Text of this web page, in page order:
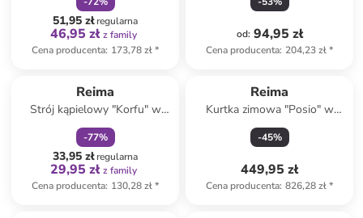
51,95 złregularna
46,95 zł z family
Cena producenta: 173,78 zł*
od: 94,95 zł
Cena producenta: 204,23 zł*
Reima
Strój kąpielowy "Korfu" w
kolorze błękitnym
-77%
33,95 złregularna
29,95 zł z family
Cena producenta: 130,28 zł*
Reima
Kurtka zimowa "Posio" w
kolorze fioletowo-
jasnoróżowo-turkusowym
-45%
449,95 zł
Cena producenta: 826,28 zł*